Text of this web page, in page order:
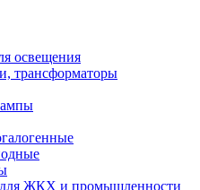
освещения
трансформаторы
ЖКХ и промышленности